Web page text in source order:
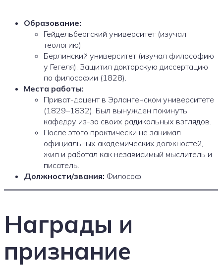
Образование:
Гейдельбергский университет (изучал
теологию).
Берлинский университет (изучал философию
у Гегеля). Защитил докторскую диссертацию
по философии (1828).
Места работы:
Приват-доцент в Эрлангенском университете
(1829–1832). Был вынужден покинуть
кафедру из-за своих радикальных взглядов.
После этого практически не занимал
официальных академических должностей,
жил и работал как независимый мыслитель и
писатель.
Должности/звания: Философ.
Награды и
признание